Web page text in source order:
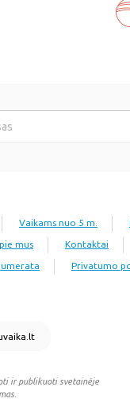
Vaikams nuo 5 m.
mus Kontaktai
Privatumo
ir publikuoti svetainėje